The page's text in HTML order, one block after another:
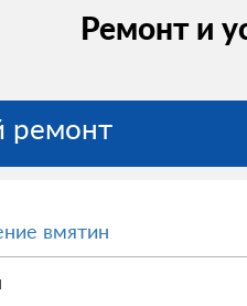
Ремонт и
ремонт
вмятин